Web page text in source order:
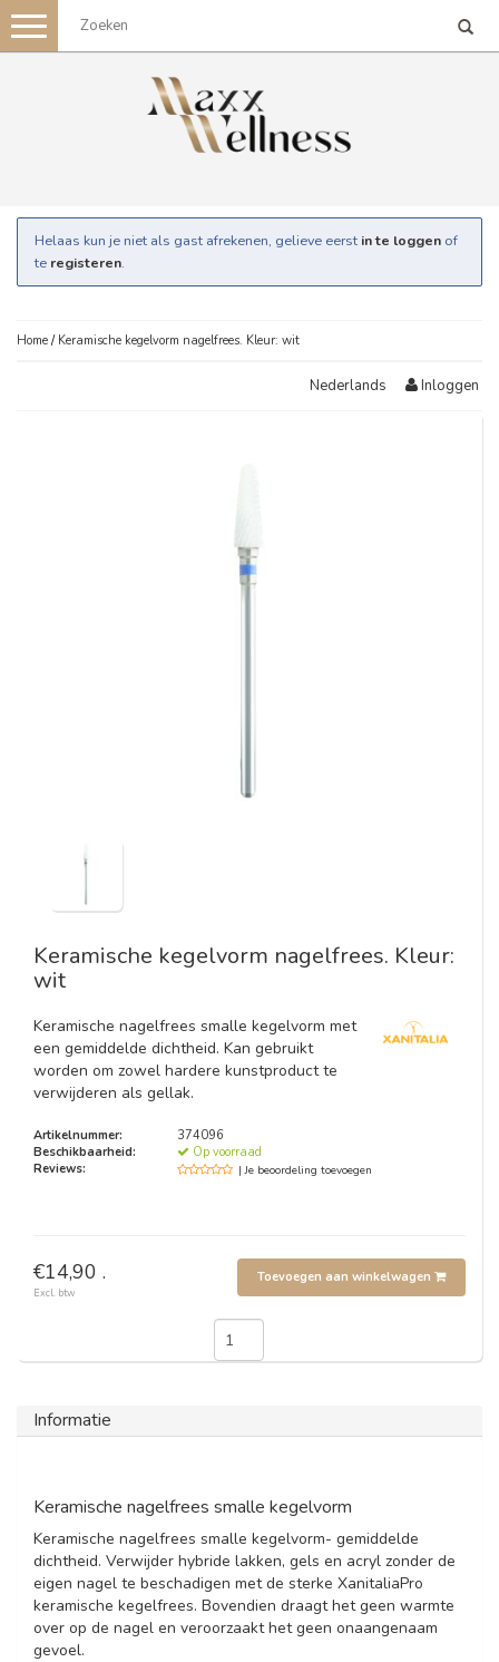
Toggle
navigation
Helaas kun je niet als gast afrekenen, gelieve eerst in te loggen of
te registeren.
Home / Keramische kegelvorm nagelfrees. Kleur: wit
Nederlands Inloggen
Keramische kegelvorm nagelfrees. Kleur:
wit
Keramische nagelfrees smalle kegelvorm met
een gemiddelde dichtheid. Kan gebruikt
worden om zowel hardere kunstproduct te
verwijderen als gellak.
Artikelnummer:
374096
Beschikbaarheid:
Op voorraad
Reviews:
| Je beoordeling toevoegen
€14,90 .
Excl. btw
Toevoegen aan winkelwagen
Informatie
Keramische nagelfrees smalle kegelvorm
Keramische nagelfrees smalle kegelvorm- gemiddelde
dichtheid. Verwijder hybride lakken, gels en acryl zonder de
eigen nagel te beschadigen met de sterke XanitaliaPro
keramische kegelfrees. Bovendien draagt het geen warmte
over op de nagel en veroorzaakt het geen onaangenaam
gevoel.